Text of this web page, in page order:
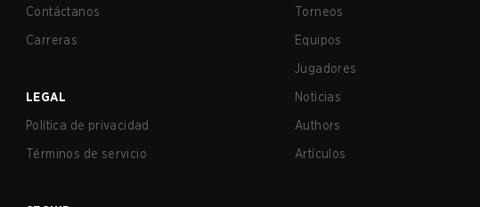
Contáctanos
Carreras
LEGAL
Política de privacidad
Términos de servicio
Torneos
Equipos
Jugadores
Noticias
Authors
Artículos